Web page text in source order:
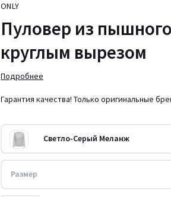
ONLY
Пуловер из
круглым вырезом
Подробнее
Гарантия качества! Только оригинальные
Светло-Серый Меланж
Размер